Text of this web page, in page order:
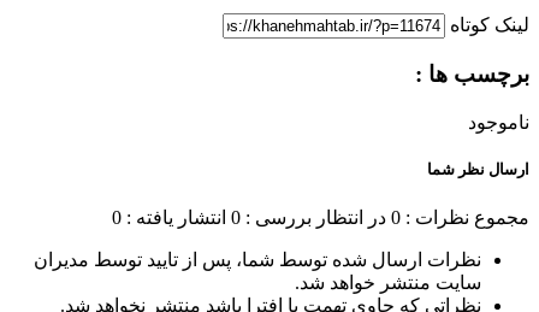
لینک کوتاه
برچسب ها :
ناموجود
ارسال نظر شما
مجموع نظرات : 0 در انتظار بررسی : 0 انتشار یافته : 0
نظرات ارسال شده توسط شما، پس از تایید توسط مدیران
سایت منتشر خواهد شد.
نظراتی که حاوی تهمت یا افترا باشد منتشر نخواهد شد.